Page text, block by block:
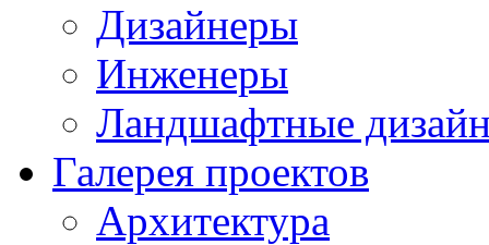
Дизайнеры
Инженеры
Ландшафтные
Галерея проектов
Архитектура